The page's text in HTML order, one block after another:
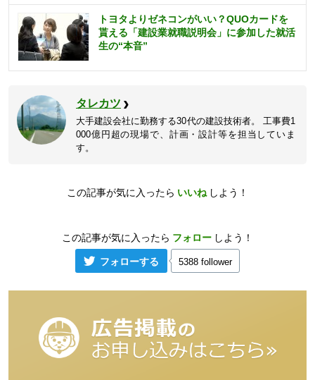
トヨタよりゼネコンがいい？QUOカードを
貰える「建設業就職説明会」に参加した就活
生の“本音”
タレカツ
大手建設会社に勤務する30代の建設技術者。 工事費1
000億円超の現場で、計画・設計等を担当していま
す。
この記事が気に入ったら いいね しよう！
この記事が気に入ったら フォロー しよう！
フォローする 5388 follower